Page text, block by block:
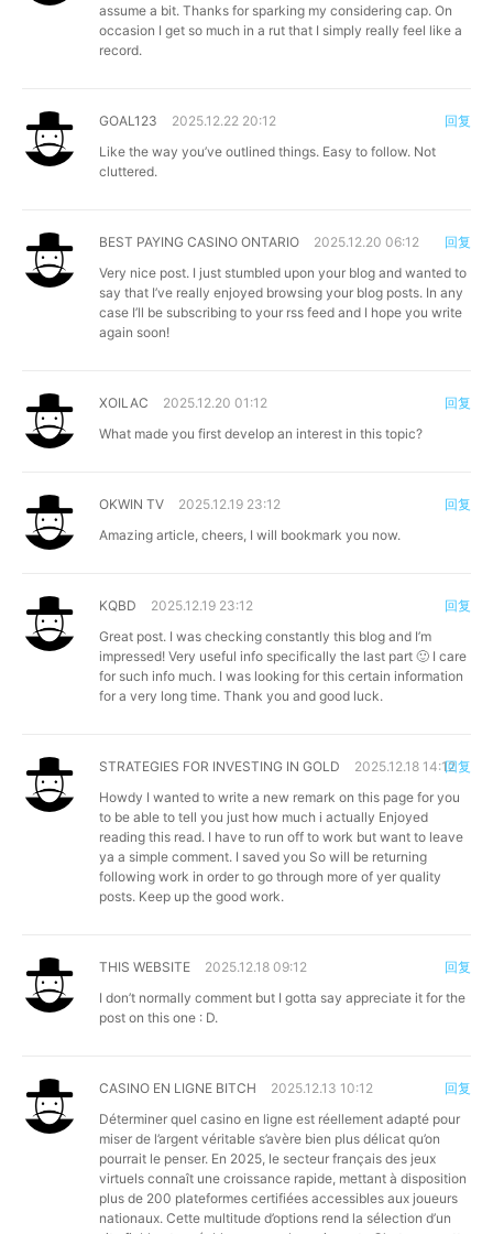
assume a bit. Thanks for sparking my considering cap. On
occasion I get so much in a rut that I simply really feel like a
record.
GOAL123
2025.12.22 20:12
Like the way you’ve outlined things. Easy to follow. Not
cluttered.
回复
BEST PAYING CASINO ONTARIO
2025.12.20 06:12
Very nice post. I just stumbled upon your blog and wanted to
say that I’ve really enjoyed browsing your blog posts. In any
case I’ll be subscribing to your rss feed and I hope you write
again soon!
回复
XOILAC
2025.12.20 01:12
What made you first develop an interest in this topic?
回复
OKWIN TV
2025.12.19 23:12
Amazing article, cheers, I will bookmark you now.
回复
KQBD
2025.12.19 23:12
Great post. I was checking constantly this blog and I’m
impressed! Very useful info specifically the last part 🙂 I care
for such info much. I was looking for this certain information
for a very long time. Thank you and good luck.
回复
STRATEGIES FOR INVESTING IN GOLD
2025.12.18 14:12
Howdy I wanted to write a new remark on this page for you
to be able to tell you just how much i actually Enjoyed
reading this read. I have to run off to work but want to leave
ya a simple comment. I saved you So will be returning
following work in order to go through more of yer quality
posts. Keep up the good work.
回复
THIS WEBSITE
2025.12.18 09:12
I don’t normally comment but I gotta say appreciate it for the
post on this one : D.
回复
CASINO EN LIGNE BITCH
2025.12.13 10:12
Déterminer quel casino en ligne est réellement adapté pour
miser de l’argent véritable s’avère bien plus délicat qu’on
pourrait le penser. En 2025, le secteur français des jeux
virtuels connaît une croissance rapide, mettant à disposition
plus de 200 plateformes certifiées accessibles aux joueurs
nationaux. Cette multitude d’options rend la sélection d’un
回复